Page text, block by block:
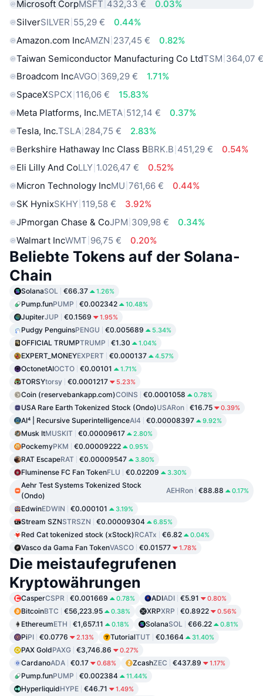
Microsoft CorpMSFT 432,33 €
0.03%
SilverSILVER 55,29 €
0.44%
Amazon.com IncAMZN 237,45 €
0.82%
Taiwan Semiconductor Manufacturing Co LtdTSM 364,07
Broadcom IncAVGO 369,29 €
1.71%
SpaceXSPCX 116,06 €
15.83%
Meta Platforms, Inc.META 512,14 €
0.37%
Tesla, Inc.TSLA 284,75 €
2.83%
Berkshire Hathaway Inc Class BBRK.B 451,29 €
0.54%
Eli Lilly And CoLLY 1.026,47 €
0.52%
Micron Technology IncMU 761,66 €
0.44%
SK HynixSKHY 119,58 €
3.92%
JPmorgan Chase & CoJPM 309,98 €
0.34%
Walmart IncWMT 96,75 € 0.20%
Beliebte Tokens auf der Solana-
Chain
SolanaSOL €66.37 1.26%
Pump.funPUMP €0.002342 10.48%
JupiterJUP €0.1569 1.95%
Pudgy PenguinsPENGU €0.005689 5.34%
OFFICIAL TRUMPTRUMP €1.30 1.04%
EXPERT_MONEYEXPERT €0.000137 4.57%
OctonetAIOCTO €0.00101 1.71%
TORSYtorsy €0.0001217 5.23%
Coin (reservebankapp.com)COINS €0.0001058 0.78%
USA Rare Earth Tokenized Stock (Ondo)USARon €16.75 0.39%
AI⁴ | Recursive SuperintelligenceAI4 €0.00008397 9.92%
Musk ItMUSKIT €0.00009617 2.80%
PockemyPKM €0.00009222 0.95%
RAT EscapeRAT €0.00009547 3.80%
Fluminense FC Fan TokenFLU €0.02209 3.30%
Aehr Test Systems Tokenized Stock
(Ondo)
AEHRon €88.88 0.17%
EdwinEDWIN €0.000101 3.19%
Stream SZNSTRSZN €0.00009304 6.85%
Red Cat tokenized stock (xStock)RCATx €6.82 0.04%
Vasco da Gama Fan TokenVASCO €0.01577 1.78%
Die meistaufegrufenen
Kryptowährungen
CasperCSPR €0.001669 0.78% ADIADI €5.91 0.80%
BitcoinBTC €56,223.95 0.38% XRPXRP €0.8922 0.56%
EthereumETH €1,657.11 0.18% SolanaSOL €66.22 0.81%
PiPI €0.0776 2.13% TutorialTUT €0.1664 31.40%
PAX GoldPAXG €3,746.86 0.27%
CardanoADA €0.17 0.68% ZcashZEC €437.89 1.17%
Pump.funPUMP €0.002384 11.44%
HyperliquidHYPE €46.71 1.49%